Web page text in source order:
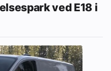
ved E18 i